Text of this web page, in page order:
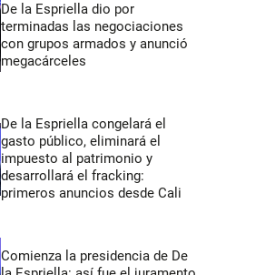
De la Espriella dio por
terminadas las negociaciones
con grupos armados y anunció
megacárceles
De la Espriella congelará el
gasto público, eliminará el
impuesto al patrimonio y
desarrollará el fracking:
primeros anuncios desde Cali
Comienza la presidencia de De